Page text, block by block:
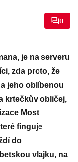
0
je na serveru
zda proto, že
jeho oblíbenou
krtečkův obličej,
Most
finguje
do
vlajku, na